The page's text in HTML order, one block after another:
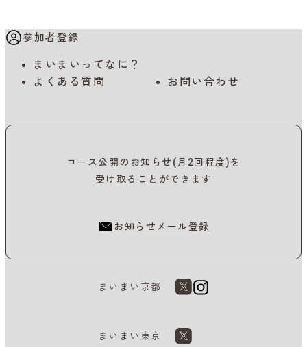
参加者登録
まいまいってなに？
よくある質問
お問い合わせ
コース公開のお知らせ(月2回程度)を
受け取ることができます
お知らせメール登録
まいまい京都
まいまい東京